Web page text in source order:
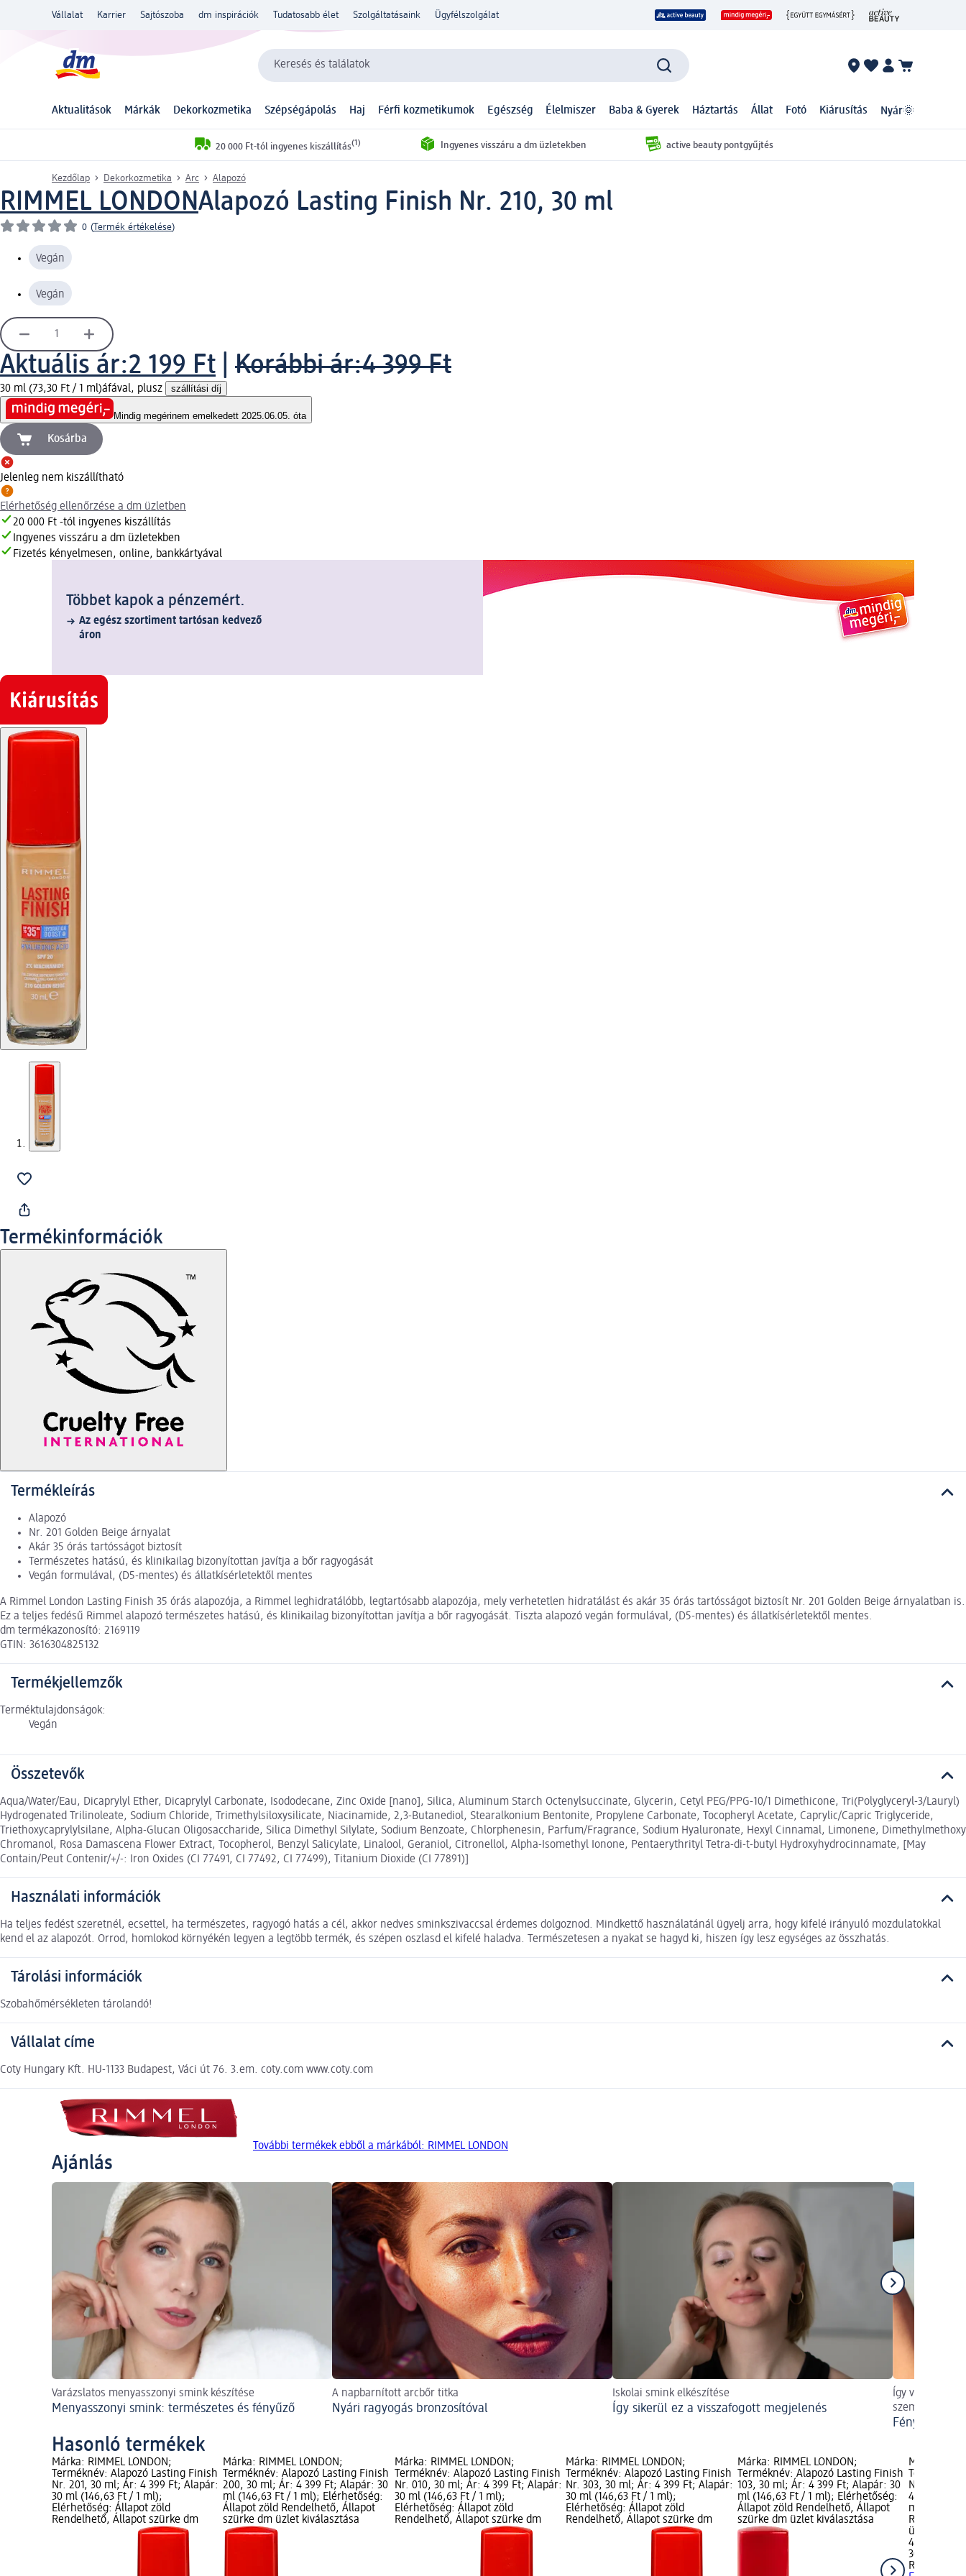
Vállalat Karrier Sajtószoba dm inspirációk Tudatosabb élet Szolgáltatásaink Ügyfélszolgálat
Keresés és találatok
Aktualitások Márkák Dekorkozmetika Szépségápolás Haj Férfi kozmetikumok Egészség Élelmiszer Baba & Gyerek Háztartás Állat Fotó Kiárusítás Nyár🌞
20 000 Ft-tól ingyenes kiszállítás(1) Ingyenes visszáru a dm üzletekben active beauty pontgyűjtés
Kezdőlap Dekorkozmetika Arc Alapozó
RIMMEL LONDONAlapozó Lasting Finish Nr. 210, 30 ml
0 (Termék értékelése)
Vegán
Vegán
Aktuális ár:2 199 Ft Korábbi ár:4 399 Ft
30 ml (73,30 Ft / 1 ml)áfával, plusz szállítási díj
Mindig megérinem emelkedett 2025.06.05. óta
Kosárba
Jelenleg nem kiszállítható
Elérhetőség ellenőrzése a dm üzletben
20 000 Ft -tól ingyenes kiszállítás
Ingyenes visszáru a dm üzletekben
Fizetés kényelmesen, online, bankkártyával
Többet kapok a pénzemért.
Az egész szortiment tartósan kedvező
áron
Termékinformációk
Termékleírás
Alapozó
Nr. 201 Golden Beige árnyalat
Akár 35 órás tartósságot biztosít
Természetes hatású, és klinikailag bizonyítottan javítja a bőr ragyogását
Vegán formulával, (D5-mentes) és állatkísérletektől mentes
A Rimmel London Lasting Finish 35 órás alapozója, a Rimmel leghidratálóbb, legtartósabb alapozója, mely verhetetlen hidratálást és akár 35 órás tartósságot biztosít Nr. 201 Golden Beige árnyalatban is.
Ez a teljes fedésű Rimmel alapozó természetes hatású, és klinikailag bizonyítottan javítja a bőr ragyogását. Tiszta alapozó vegán formulával, (D5-mentes) és állatkísérletektől mentes.
dm termékazonosító: 2169119
GTIN: 3616304825132
Termékjellemzők
Terméktulajdonságok:
Vegán
Összetevők
Aqua/Water/Eau, Dicaprylyl Ether, Dicaprylyl Carbonate, Isododecane, Zinc Oxide [nano], Silica, Aluminum Starch Octenylsuccinate, Glycerin, Cetyl PEG/PPG-10/1 Dimethicone, Tri(Polyglyceryl-3/Lauryl)
Hydrogenated Trilinoleate, Sodium Chloride, Trimethylsiloxysilicate, Niacinamide, 2,3-Butanediol, Stearalkonium Bentonite, Propylene Carbonate, Tocopheryl Acetate, Caprylic/Capric Triglyceride,
Triethoxycaprylylsilane, Alpha-Glucan Oligosaccharide, Silica Dimethyl Silylate, Sodium Benzoate, Chlorphenesin, Parfum/Fragrance, Sodium Hyaluronate, Hexyl Cinnamal, Limonene, Dimethylmethoxy
Chromanol, Rosa Damascena Flower Extract, Tocopherol, Benzyl Salicylate, Linalool, Geraniol, Citronellol, Alpha-Isomethyl Ionone, Pentaerythrityl Tetra-di-t-butyl Hydroxyhydrocinnamate, [May
Contain/Peut Contenir/+/-: Iron Oxides (CI 77491, CI 77492, CI 77499), Titanium Dioxide (CI 77891)]
Használati információk
Ha teljes fedést szeretnél, ecsettel, ha természetes, ragyogó hatás a cél, akkor nedves sminkszivaccsal érdemes dolgoznod. Mindkettő használatánál ügyelj arra, hogy kifelé irányuló mozdulatokkal
kend el az alapozót. Orrod, homlokod környékén legyen a legtöbb termék, és szépen oszlasd el kifelé haladva. Természetesen a nyakat se hagyd ki, hiszen így lesz egységes az összhatás.
Tárolási információk
Szobahőmérsékleten tárolandó!
Vállalat címe
Coty Hungary Kft. HU-1133 Budapest, Váci út 76. 3.em. coty.com www.coty.com
További termékek ebből a márkából: RIMMEL LONDON
Ajánlás
Varázslatos menyasszonyi smink készítése
Menyasszonyi smink: természetes és fényűző
A napbarnított arcbőr titka
Nyári ragyogás bronzosítóval
Iskolai smink elkészítése
Így sikerül ez a visszafogott megjelenés
Így védheti
szemben.
Hasonló termékek
Márka: RIMMEL LONDON;
Terméknév: Alapozó Lasting Finish
Nr. 201, 30 ml; Ár: 4 399 Ft; Alapár:
30 ml (146,63 Ft / 1 ml);
Elérhetőség: Állapot zöld
Rendelhető, Állapot szürke dm
Márka: RIMMEL LONDON;
Terméknév: Alapozó Lasting Finish
200, 30 ml; Ár: 4 399 Ft; Alapár: 30
ml (146,63 Ft / 1 ml); Elérhetőség:
Állapot zöld Rendelhető, Állapot
szürke dm üzlet kiválasztása
Márka: RIMMEL LONDON;
Terméknév: Alapozó Lasting Finish
Nr. 010, 30 ml; Ár: 4 399 Ft; Alapár:
30 ml (146,63 Ft / 1 ml);
Elérhetőség: Állapot zöld
Rendelhető, Állapot szürke dm
Márka: RIMMEL LONDON;
Terméknév: Alapozó Lasting Finish
Nr. 303, 30 ml; Ár: 4 399 Ft; Alapár:
30 ml (146,63 Ft / 1 ml);
Elérhetőség: Állapot zöld
Rendelhető, Állapot szürke dm
Márka: RIMMEL LONDON;
Terméknév: Alapozó Lasting Finish
103, 30 ml; Ár: 4 399 Ft; Alapár: 30
ml (146,63 Ft / 1 ml); Elérhetőség:
Állapot zöld Rendelhető, Állapot
szürke dm üzlet kiválasztása
Márka:
Nr. 050
4 399 Ft;
ml);
üzlet
4 399 Ft
30 ml
RIMMEL